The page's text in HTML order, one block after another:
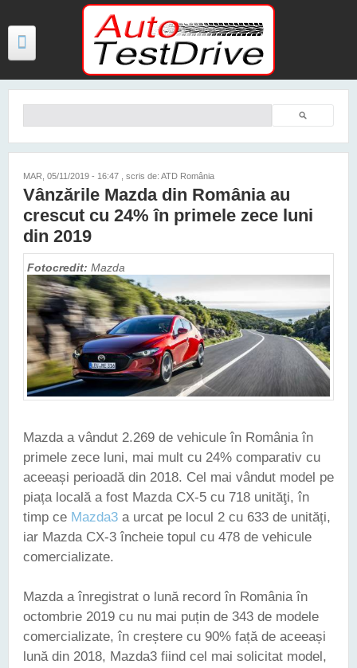
Mergi la conţinutul principal
TESTE
FOTO
VIDEO
PREȚURI MODELE NOI
MAȘINI ELECTRICE ȘI HIBRID
CONTACT
Căutare
MAR, 05/11/2019 - 16:47 , scris de: ATD România
Vânzările Mazda din România au
crescut cu 24% în primele zece luni
din 2019
Fotocredit: Mazda
Mazda a vândut 2.269 de vehicule în România în
primele zece luni, mai mult cu 24% comparativ cu
aceeași perioadă din 2018. Cel mai vândut model pe
piața locală a fost Mazda CX-5 cu 718 unităţi, în
timp ce Mazda3 a urcat pe locul 2 cu 633 de unități,
iar Mazda CX-3 încheie topul cu 478 de vehicule
comercializate.
Mazda a înregistrat o lună record în România în
octombrie 2019 cu nu mai puțin de 343 de modele
comercializate, în creștere cu 90% față de aceeași
lună din 2018, Mazda3 fiind cel mai solicitat model,